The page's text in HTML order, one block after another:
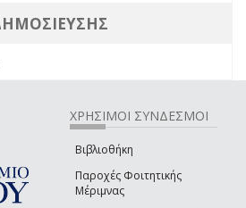
έτος filter
ΧΡΗΣΙΜΟΙ ΣΥΝΔΕΣΜΟΙ
Βιβλιοθήκη
Παροχές Φοιτητικής
Μέριμνας